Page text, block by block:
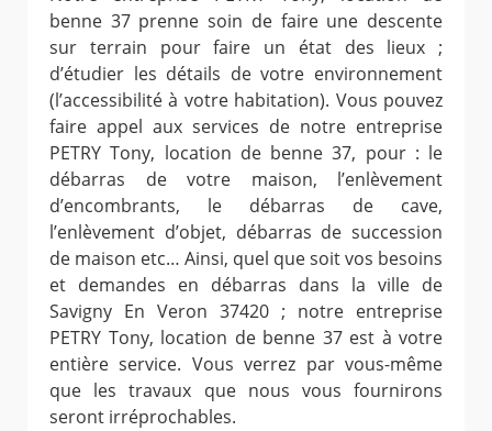
benne 37 prenne soin de faire une descente
sur terrain pour faire un état des lieux ;
d’étudier les détails de votre environnement
(l’accessibilité à votre habitation). Vous pouvez
faire appel aux services de notre entreprise
PETRY Tony, location de benne 37, pour : le
débarras de votre maison, l’enlèvement
d’encombrants, le débarras de cave,
l’enlèvement d’objet, débarras de succession
de maison etc… Ainsi, quel que soit vos besoins
et demandes en débarras dans la ville de
Savigny En Veron 37420 ; notre entreprise
PETRY Tony, location de benne 37 est à votre
entière service. Vous verrez par vous-même
que les travaux que nous vous fournirons
seront irréprochables.